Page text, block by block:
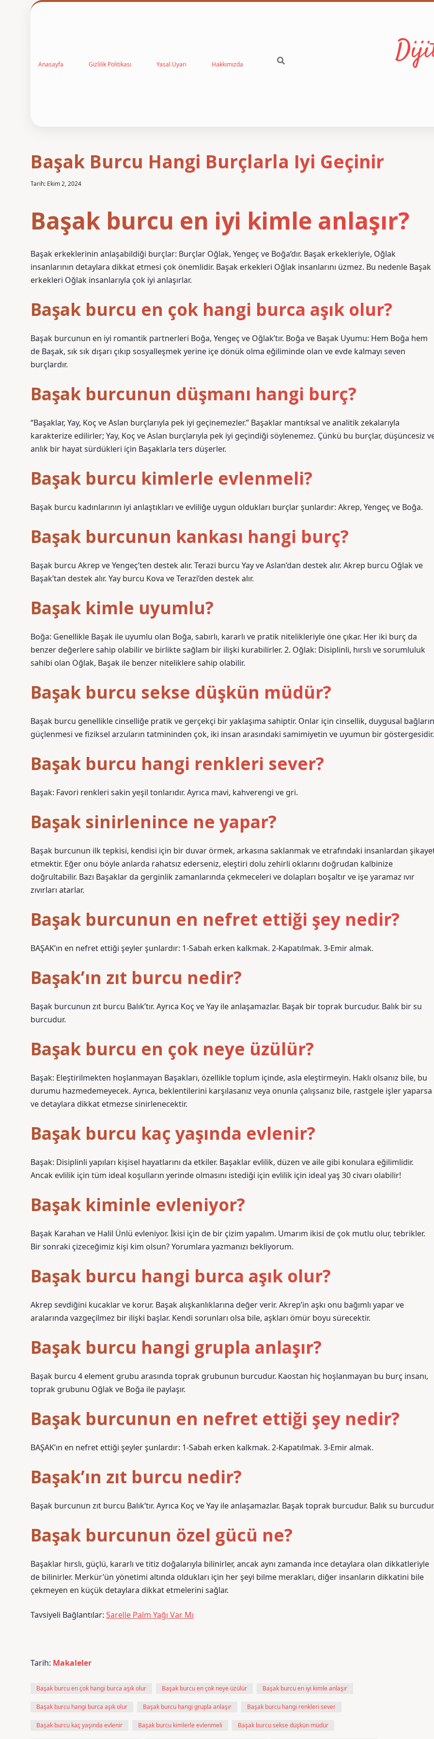
Anasayfa Gizlilik Politikası Yasal Uyarı Hakkımızda
Başak Burcu Hangi Burçlarla Iyi Geçinir
Tarih: Ekim 2, 2024
Başak burcu en iyi kimle anlaşır?
Başak erkeklerinin anlaşabildiği burçlar: Burçlar Oğlak, Yengeç ve Boğa’dır. Başak erkekleriyle, Oğlak
insanlarının detaylara dikkat etmesi çok önemlidir. Başak erkekleri Oğlak insanlarını üzmez. Bu nedenle Başak
erkekleri Oğlak insanlarıyla çok iyi anlaşırlar.
Başak burcu en çok hangi burca aşık olur?
Başak burcunun en iyi romantik partnerleri Boğa, Yengeç ve Oğlak’tır. Boğa ve Başak Uyumu: Hem Boğa hem
de Başak, sık sık dışarı çıkıp sosyalleşmek yerine içe dönük olma eğiliminde olan ve evde kalmayı seven
burçlardır.
Başak burcunun düşmanı hangi burç?
“Başaklar, Yay, Koç ve Aslan burçlarıyla pek iyi geçinemezler.” Başaklar mantıksal ve analitik zekalarıyla
karakterize edilirler; Yay, Koç ve Aslan burçlarıyla pek iyi geçindiği söylenemez. Çünkü bu burçlar, düşüncesiz
anlık bir hayat sürdükleri için Başaklarla ters düşerler.
Başak burcu kimlerle evlenmeli?
Başak burcu kadınlarının iyi anlaştıkları ve evliliğe uygun oldukları burçlar şunlardır: Akrep, Yengeç ve Boğa.
Başak burcunun kankası hangi burç?
Başak burcu Akrep ve Yengeç’ten destek alır. Terazi burcu Yay ve Aslan’dan destek alır. Akrep burcu Oğlak ve
Başak’tan destek alır. Yay burcu Kova ve Terazi’den destek alır.
Başak kimle uyumlu?
Boğa: Genellikle Başak ile uyumlu olan Boğa, sabırlı, kararlı ve pratik nitelikleriyle öne çıkar. Her iki burç da
benzer değerlere sahip olabilir ve birlikte sağlam bir ilişki kurabilirler. 2. Oğlak: Disiplinli, hırslı ve sorumluluk
sahibi olan Oğlak, Başak ile benzer niteliklere sahip olabilir.
Başak burcu sekse düşkün müdür?
Başak burcu genellikle cinselliğe pratik ve gerçekçi bir yaklaşıma sahiptir. Onlar için cinsellik, duygusal bağların
güçlenmesi ve fiziksel arzuların tatmininden çok, iki insan arasındaki samimiyetin ve uyumun bir göstergesidir.
Başak burcu hangi renkleri sever?
Başak: Favori renkleri sakin yeşil tonlarıdır. Ayrıca mavi, kahverengi ve gri.
Başak sinirlenince ne yapar?
Başak burcunun ilk tepkisi, kendisi için bir duvar örmek, arkasına saklanmak ve etrafındaki insanlardan
etmektir. Eğer onu böyle anlarda rahatsız ederseniz, eleştiri dolu zehirli oklarını doğrudan kalbinize
doğrultabilir. Bazı Başaklar da gerginlik zamanlarında çekmeceleri ve dolapları boşaltır ve işe yaramaz ıvır
zıvırları atarlar.
Başak burcunun en nefret ettiği şey nedir?
BAŞAK’ın en nefret ettiği şeyler şunlardır: 1-Sabah erken kalkmak. 2-Kapatılmak. 3-Emir almak.
Başak’ın zıt burcu nedir?
Başak burcunun zıt burcu Balık’tır. Ayrıca Koç ve Yay ile anlaşamazlar. Başak bir toprak burcudur. Balık bir su
burcudur.
Başak burcu en çok neye üzülür?
Başak: Eleştirilmekten hoşlanmayan Başakları, özellikle toplum içinde, asla eleştirmeyin. Haklı olsanız bile, bu
durumu hazmedemeyecek. Ayrıca, beklentilerini karşılasanız veya onunla çalışsanız bile, rastgele işler yaparsa
ve detaylara dikkat etmezse sinirlenecektir.
Başak burcu kaç yaşında evlenir?
Başak: Disiplinli yapıları kişisel hayatlarını da etkiler. Başaklar evlilik, düzen ve aile gibi konulara eğilimlidir.
Ancak evlilik için tüm ideal koşulların yerinde olmasını istediği için evlilik için ideal yaş 30 civarı olabilir!
Başak kiminle evleniyor?
Başak Karahan ve Halil Ünlü evleniyor. İkisi için de bir çizim yapalım. Umarım ikisi de çok mutlu olur, tebrikler.
Bir sonraki çizeceğimiz kişi kim olsun? Yorumlara yazmanızı bekliyorum.
Başak burcu hangi burca aşık olur?
Akrep sevdiğini kucaklar ve korur. Başak alışkanlıklarına değer verir. Akrep’in aşkı onu bağımlı yapar ve
aralarında vazgeçilmez bir ilişki başlar. Kendi sorunları olsa bile, aşkları ömür boyu sürecektir.
Başak burcu hangi grupla anlaşır?
Başak burcu 4 element grubu arasında toprak grubunun burcudur. Kaostan hiç hoşlanmayan bu burç insanı,
toprak grubunu Oğlak ve Boğa ile paylaşır.
Başak burcunun en nefret ettiği şey nedir?
BAŞAK’ın en nefret ettiği şeyler şunlardır: 1-Sabah erken kalkmak. 2-Kapatılmak. 3-Emir almak.
Başak’ın zıt burcu nedir?
Başak burcunun zıt burcu Balık’tır. Ayrıca Koç ve Yay ile anlaşamazlar. Başak toprak burcudur. Balık su
Başak burcunun özel gücü ne?
Başaklar hırslı, güçlü, kararlı ve titiz doğalarıyla bilinirler, ancak aynı zamanda ince detaylara olan dikkatleriyle
de bilinirler. Merkür’ün yönetimi altında oldukları için her şeyi bilme merakları, diğer insanların dikkatini bile
çekmeyen en küçük detaylara dikkat etmelerini sağlar.
Tavsiyeli Bağlantılar: Sarelle Palm Yağı Var Mı
Tarih: Makaleler
Başak burcu en çok hangi burca aşık olur Başak burcu en çok neye üzülür Başak burcu en iyi kimle anlaşır
Başak burcu hangi burca aşık olur Başak burcu hangi grupla anlaşır Başak burcu hangi renkleri sever
Başak burcu kaç yaşında evlenir Başak burcu kimlerle evlenmeli Başak burcu sekse düşkün müdür